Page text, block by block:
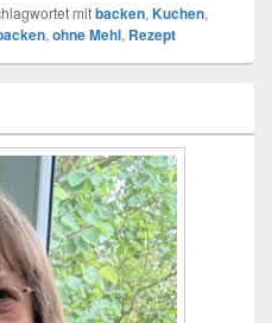
mitbacken, Kuchen,
, ohne Mehl, Rezept